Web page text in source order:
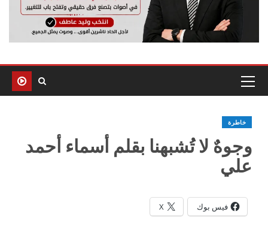
خاطرة
وجوهٌ لا تُشبهنا بقلم أسماء أحمد
علي
فيس بوك X